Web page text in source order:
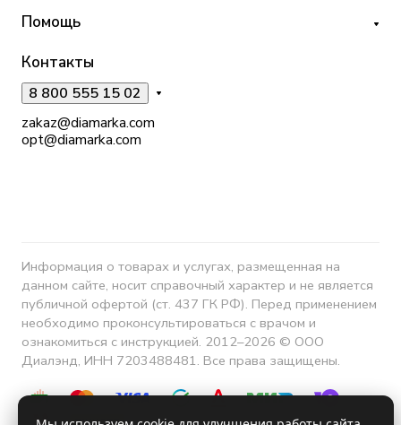
Помощь
Контакты
8 800 555 15 02
zakaz@diamarka.com
opt@diamarka.com
Информация о товарах и услугах, размещенная на
данном сайте, носит справочный характер и не является
публичной офертой (ст. 437 ГК РФ). Перед применением
необходимо проконсультироваться с врачом и
ознакомиться с инструкцией. 2012–2026 © ООО
Диалэнд, ИНН 7203488481. Все права защищены.